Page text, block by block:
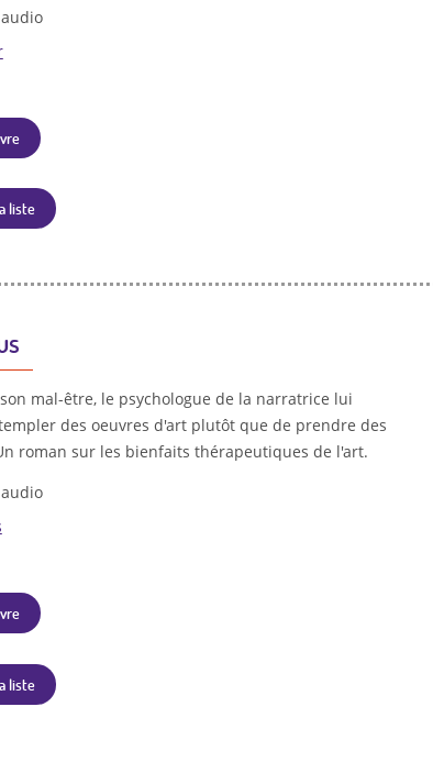
liste
mal-être, le psychologue de la narratrice lui
des oeuvres d'art plutôt que de prendre des
roman sur les bienfaits thérapeutiques de l'art.
liste